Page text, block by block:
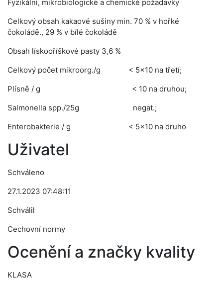
Fyzikální, mikrobiologické a chemické požadavky
Celkový obsah kakaové sušiny min. 70 % v hořké
čokoládě., 29 % v bílé čokoládě
Obsah lískooříškové pasty 3,6 %
Celkový počet mikroorg./g < 5x10 na třetí;
Plísně / g < 10 na druhou;
Salmonella spp./25g negat.;
Enterobakterie / g < 5x10 na druho
Uživatel
Schváleno
27.1.2023 07:48:11
Schválil
Cechovní normy
Ocenění a značky kvality
KLASA